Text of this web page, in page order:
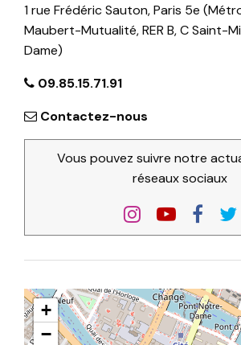
1 rue Frédéric Sauton, Paris 5e
Maubert-Mutualité, RER B, C Saint-
Dame)
09.85.15.71.91
Contactez-nous
Vous pouvez suivre notre
réseaux sociaux
+
−